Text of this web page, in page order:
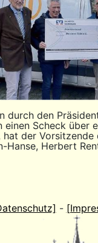
den
Scheck
der
Herbert
-